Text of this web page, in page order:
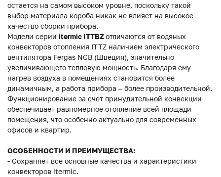
остается на самом высоком уровне, поскольку такой
выбор материала короба никак не влияет на высокое
качество сборки прибора.
Модели серии itermic ITTBZотличаются от водяных
конвекторов отопления ITTZ наличием электрического
вентилятора Fergas NCB (Швеция), значительно
увеличивающего тепловую мощность. Благодаря ему
нагрев воздуха в помещениях становится более
динамичным, а работа прибора – более производительной.
Функционирование за счет принудительной конвекции
обеспечивает равномерное отопление всей площади
помещения, что особенно актуально для современных
офисов и квартир.
ОСОБЕННОСТИ И ПРЕИМУЩЕСТВА:
- Сохраняет все основные качества и характеристики
конвекторов itermic.